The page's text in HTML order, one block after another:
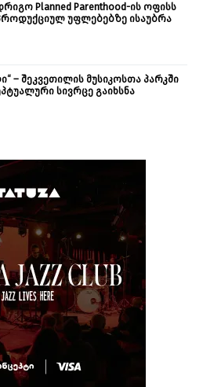
Planned Parenthood-ის ოფისს
უფლებებზე ისაუბრა
– შეკვეთილის მუსიკოსთა პარკში
სივრცე გაიხსნა ￼